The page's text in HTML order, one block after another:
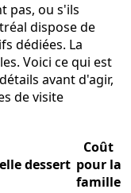
pas, ou s'ils
dispose de
dédiées. La
Voici ce qui est
avant d'agir,
de visite
dessert
Coût
pour la
famille